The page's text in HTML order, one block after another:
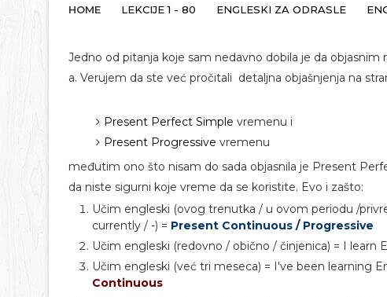
HOME LEKCIJE 1 - 80 ENGLESKI ZA ODRASLE
Jedno od pitanja koje sam nedavno dobila je da
a. Verujem da ste već pročitali detaljna objašnjenja na
Present Perfect Simple vremenu i
Present Progressive vremenu
međutim ono što nisam do sada objasnila je Present
da niste sigurni koje vreme da se koristite. Evo i zašto:
Učim engleski (ovog trenutka / u ovom periodu /
currently / -) = Present Continuous / Progressive
Učim engleski (redovno / obično / činjenica) = I learn
Učim engleski (već tri meseca) = I've been learning
Continuous